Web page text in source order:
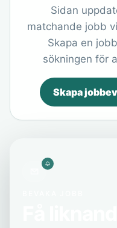
Sidan
matchande jobb
Skapa en
sökningen för
Skapa